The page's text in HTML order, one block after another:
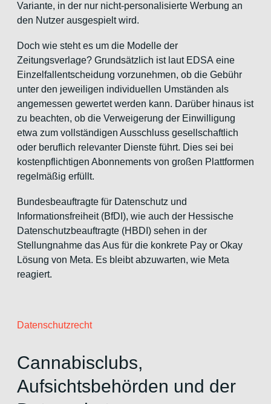
Variante, in der nur nicht-personalisierte Werbung an
den Nutzer ausgespielt wird.
Doch wie steht es um die Modelle der
Zeitungsverlage? Grundsätzlich ist laut EDSA eine
Einzelfallentscheidung vorzunehmen, ob die Gebühr
unter den jeweiligen individuellen Umständen als
angemessen gewertet werden kann. Darüber hinaus ist
zu beachten, ob die Verweigerung der Einwilligung
etwa zum vollständigen Ausschluss gesellschaftlich
oder beruflich relevanter Dienste führt. Dies sei bei
kostenpflichtigen Abonnements von großen Plattformen
regelmäßig erfüllt.
Bundesbeauftragte für Datenschutz und
Informationsfreiheit (BfDI), wie auch der Hessische
Datenschutzbeauftragte (HBDI) sehen in der
Stellungnahme das Aus für die konkrete Pay or Okay
Lösung von Meta. Es bleibt abzuwarten, wie Meta
reagiert.
Datenschutzrecht
Cannabisclubs,
Aufsichtsbehörden und der